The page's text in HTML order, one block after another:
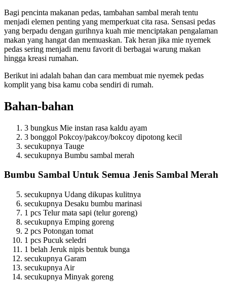
Bagi pencinta makanan pedas, tambahan sambal merah tentu
menjadi elemen penting yang memperkuat cita rasa. Sensasi pedas
yang berpadu dengan gurihnya kuah mie menciptakan pengalaman
makan yang hangat dan memuaskan. Tak heran jika mie nyemek
pedas sering menjadi menu favorit di berbagai warung makan
hingga kreasi rumahan.
Berikut ini adalah bahan dan cara membuat mie nyemek pedas
komplit yang bisa kamu coba sendiri di rumah.
Bahan-bahan
3 bungkus Mie instan rasa kaldu ayam
3 bonggol Pokcoy/pakcoy/bokcoy dipotong kecil
secukupnya Tauge
secukupnya Bumbu sambal merah
Bumbu Sambal Untuk Semua Jenis Sambal Merah
secukupnya Udang dikupas kulitnya
secukupnya Desaku bumbu marinasi
1 pcs Telur mata sapi (telur goreng)
secukupnya Emping goreng
2 pcs Potongan tomat
1 pcs Pucuk seledri
1 belah Jeruk nipis bentuk bunga
secukupnya Garam
secukupnya Air
secukupnya Minyak goreng